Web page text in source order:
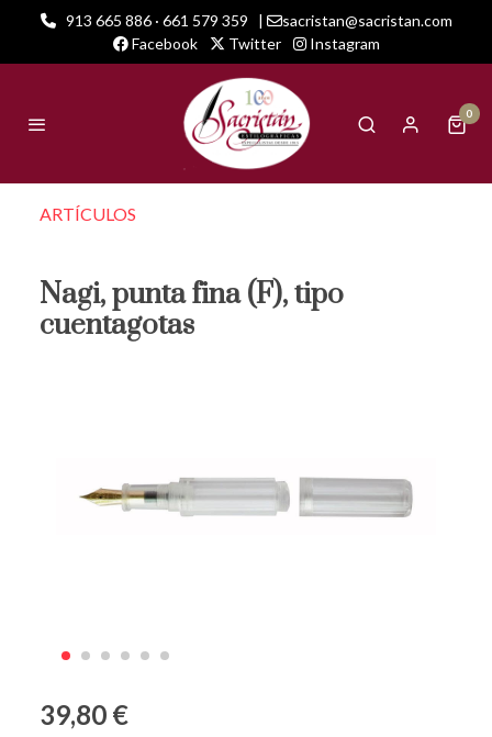
913 665 886 · 661 579 359 |
sacristan@sacristan.com
Facebook
Twitter Instagram
0
ARTÍCULOS
Nagi, punta fina (F), tipo
cuentagotas
39,80 €